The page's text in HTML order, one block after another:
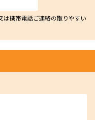
携帯電話ご連絡の取りやすい